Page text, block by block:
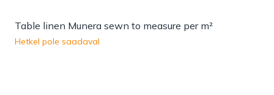
Table linen Munera sewn to measure per m²
Hetkel pole saadaval